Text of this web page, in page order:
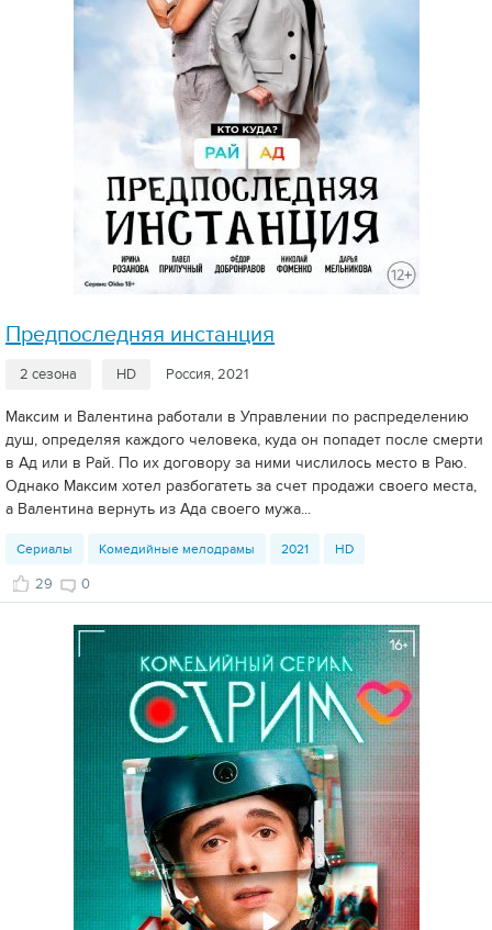
Предпоследняя инстанция
2 сезона HD Россия, 2021
Максим и Валентина работали в Управлении по распределению
душ, определяя каждого человека, куда он попадет после смерти
в Ад или в Рай. По их договору за ними числилось место в Раю.
Однако Максим хотел разбогатеть за счет продажи своего места,
а Валентина вернуть из Ада своего мужа...
Сериалы Комедийные мелодрамы 2021 HD
29 0